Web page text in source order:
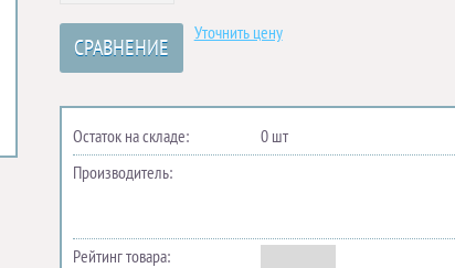
СРАВНЕНИЕ
Уточнить цену
Остаток на складе:
0 шт
Производитель:
Рейтинг товара: